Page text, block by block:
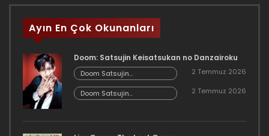
Ayın En Çok Okunanları
Doom: Satsujin Keisatsukan no Danzairoku
Doom Satsujin
Keisatsukan no
Danzairoku 06.02
2 Temmuz 2026
Doom Satsujin
Keisatsukan no
2 Temmuz 2026